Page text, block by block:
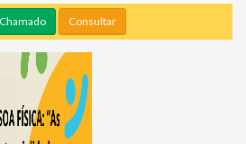
Consultar